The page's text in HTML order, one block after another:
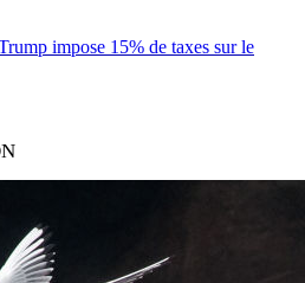
impose 15% de taxes sur le